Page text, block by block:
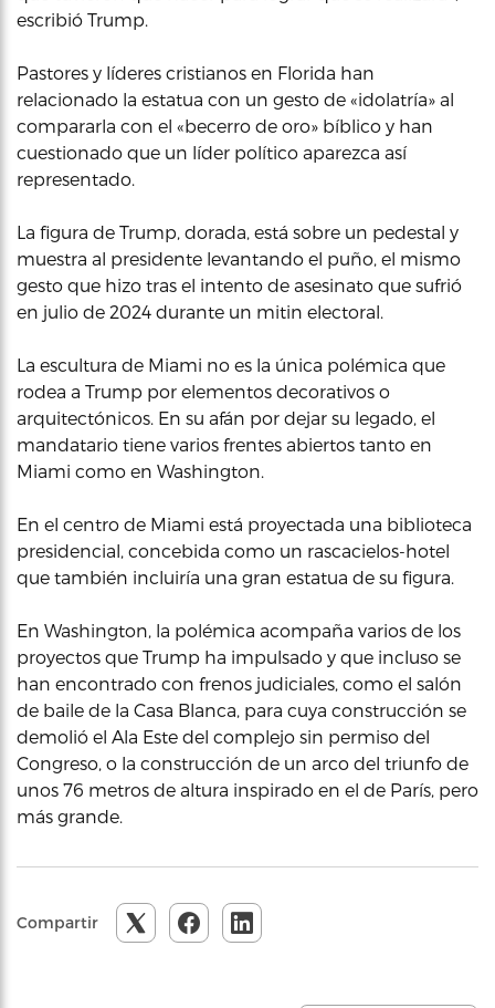
escribió Trump.
Pastores y líderes cristianos en Florida han
relacionado la estatua con un gesto de «idolatría» al
compararla con el «becerro de oro» bíblico y han
cuestionado que un líder político aparezca así
representado.
La figura de Trump, dorada, está sobre un pedestal y
muestra al presidente levantando el puño, el mismo
gesto que hizo tras el intento de asesinato que sufrió
en julio de 2024 durante un mitin electoral.
La escultura de Miami no es la única polémica que
rodea a Trump por elementos decorativos o
arquitectónicos. En su afán por dejar su legado, el
mandatario tiene varios frentes abiertos tanto en
Miami como en Washington.
En el centro de Miami está proyectada una biblioteca
presidencial, concebida como un rascacielos-hotel
que también incluiría una gran estatua de su figura.
En Washington, la polémica acompaña varios de los
proyectos que Trump ha impulsado y que incluso se
han encontrado con frenos judiciales, como el salón
de baile de la Casa Blanca, para cuya construcción se
demolió el Ala Este del complejo sin permiso del
Congreso, o la construcción de un arco del triunfo de
unos 76 metros de altura inspirado en el de París, pero
más grande.
Compartir